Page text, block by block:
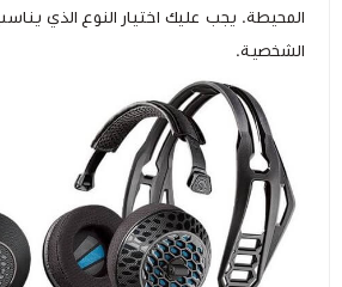
المحيطة. يجب عليك اختيار النوع الذي
الشخصية.